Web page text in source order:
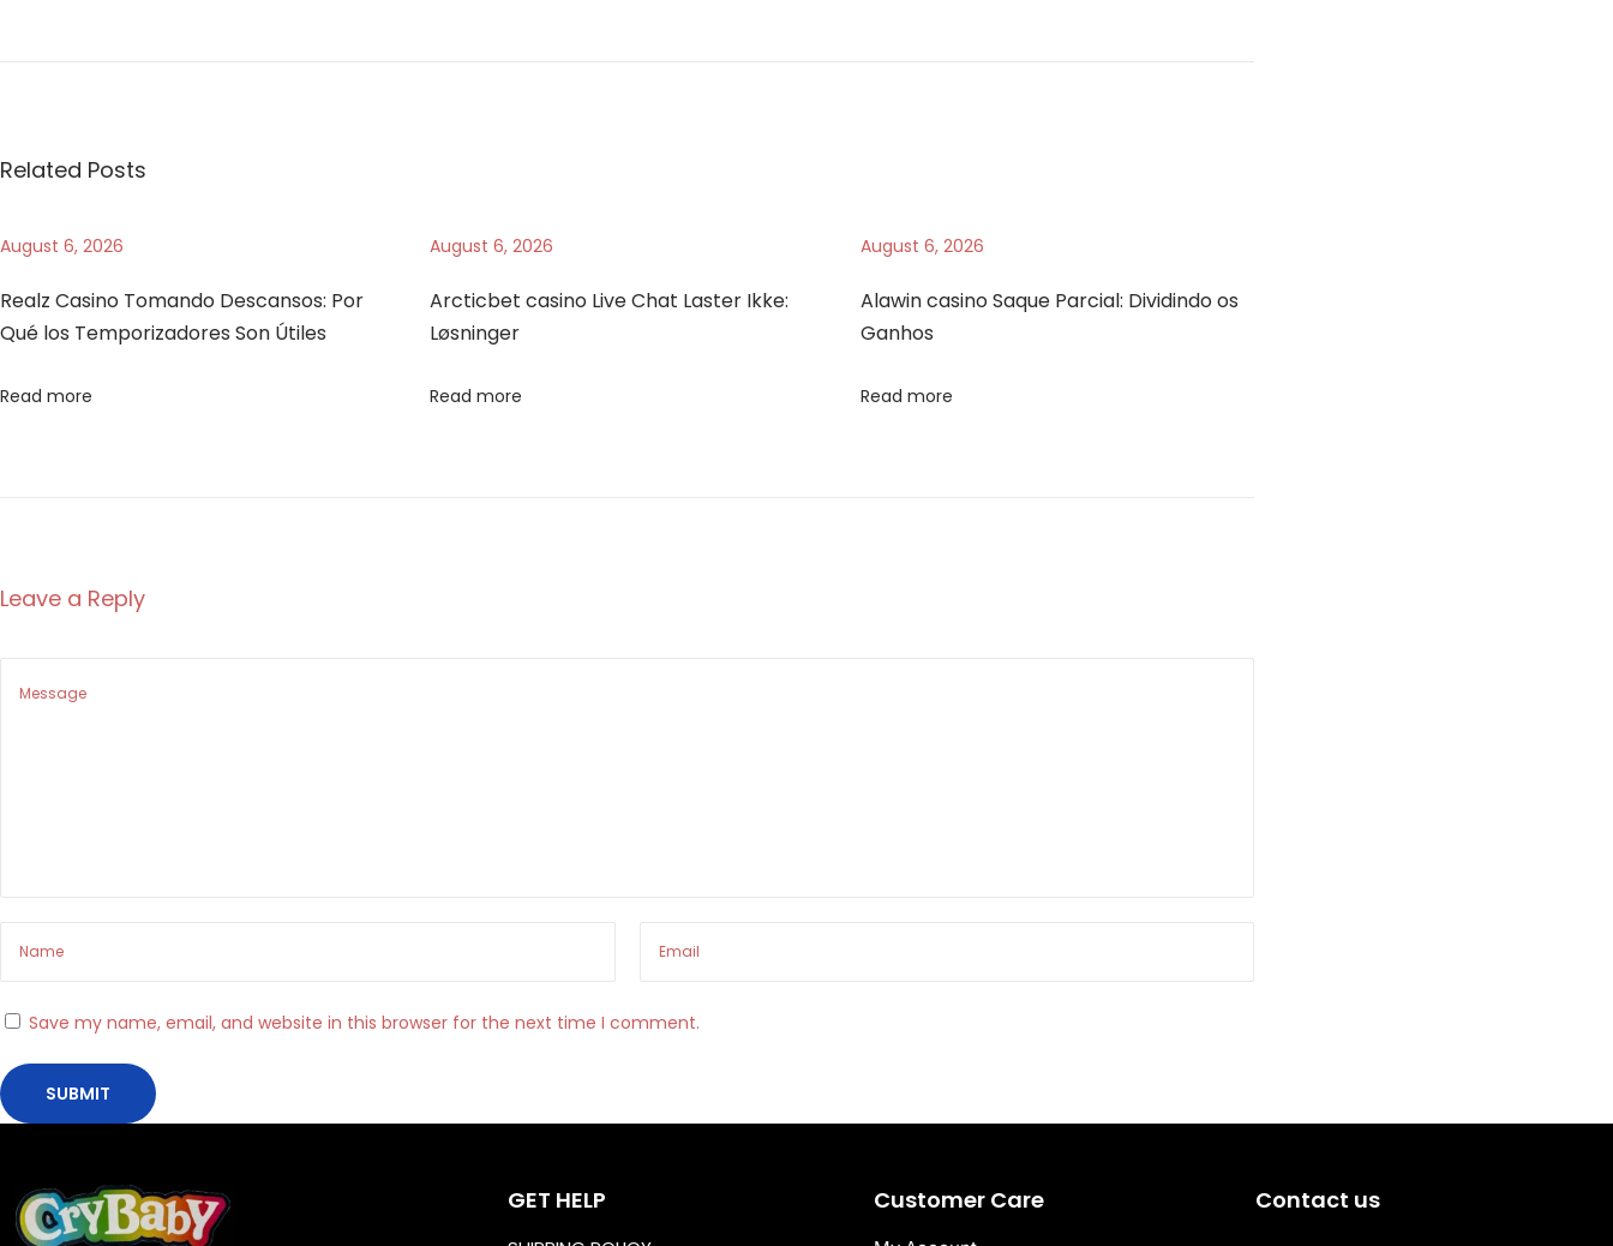
r
t
d
i
i
r
e
o
s
Related Posts
August 6, 2026
Realz Casino Tomando Descansos: Por
Qué los Temporizadores Son Útiles
Read more
August 6, 2026
Arcticbet casino Live Chat Laster Ikke:
Løsninger
Read more
August 6, 2026
Alawin casino Saque Parcial: Dividindo os
Ganhos
Read more
Leave a Reply
Save my name, email, and website in this browser for the next time I comment.
GET HELP Customer Care Contact us